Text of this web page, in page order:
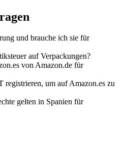
und brauche ich sie für
auf Verpackungen?
von Amazon.de für
registrieren, um auf Amazon.es zu
gelten in Spanien für